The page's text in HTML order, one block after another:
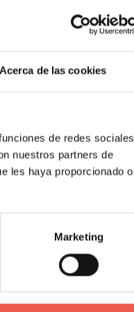
Acerca de las cookies
de redes sociales
nuestros partners de
les haya proporcionado o
Marketing
a
que